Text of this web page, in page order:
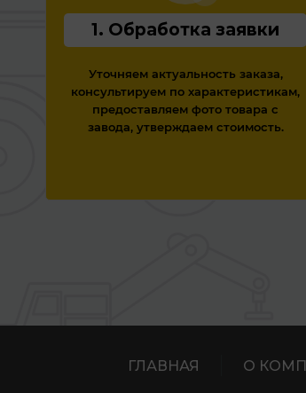
1. Обработка заявки
Уточняем актуальность заказа,
консультируем по характеристикам,
предоставляем фото товара с
завода, утверждаем стоимость.
ГЛАВНАЯ О